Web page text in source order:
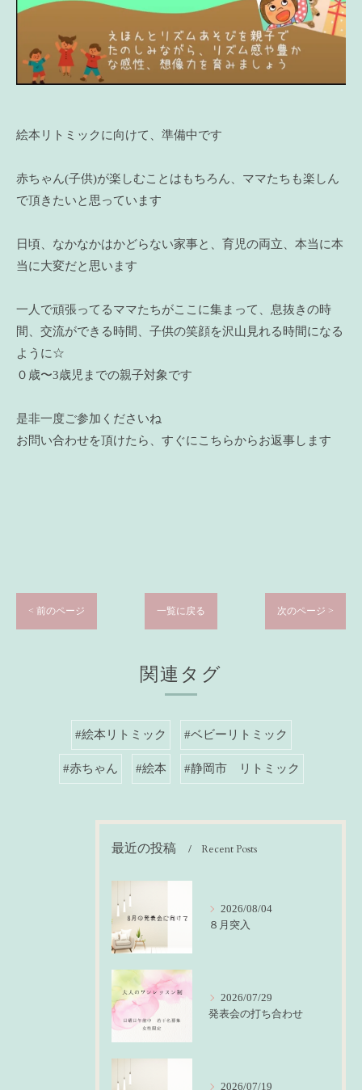
絵本リトミックに向けて、準備中です
赤ちゃん(子供)が楽しむことはもちろん、ママたちも楽しん
で頂きたいと思っています
日頃、なかなかはかどらない家事と、育児の両立、本当に本
当に大変だと思います
一人で頑張ってるママたちがここに集まって、息抜きの時
間、交流ができる時間、子供の笑顔を沢山見れる時間になる
ように☆
０歳〜3歳児までの親子対象です
是非一度ご参加くださいね
お問い合わせを頂けたら、すぐにこちらからお返事します
< 前のページ 一覧に戻る 次のページ >
関連タグ
#絵本リトミック #ベビーリトミック
#赤ちゃん #絵本 #静岡市 リトミック
最近の投稿 Recent Posts
2026/08/04
８月突入
2026/07/29
発表会の打ち合わせ
2026/07/19